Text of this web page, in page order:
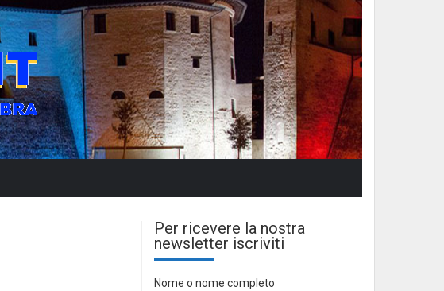
Per ricevere la nostra
newsletter iscriviti
Nome o nome completo